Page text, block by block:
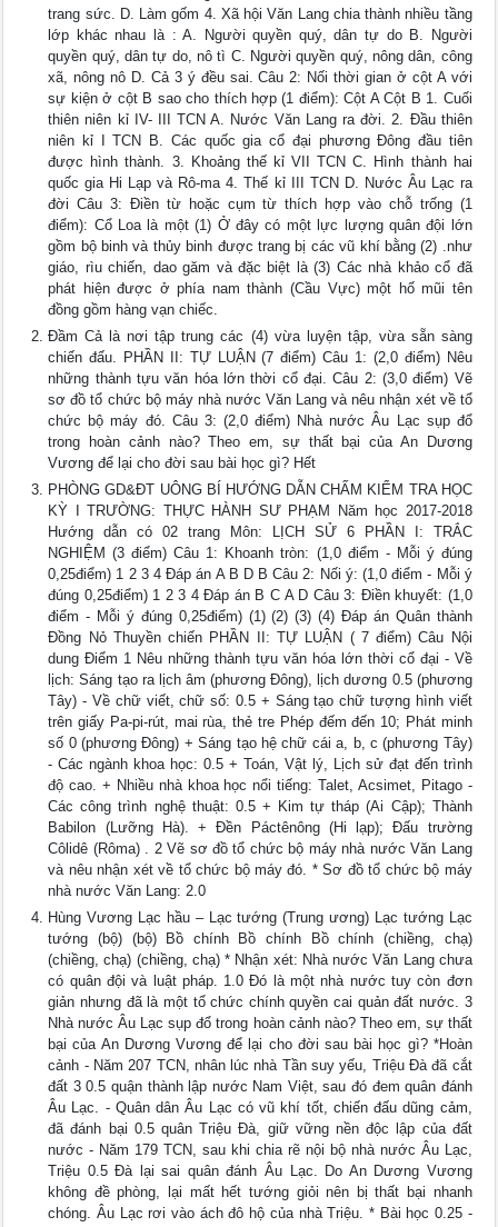
trang sức. D. Làm gốm 4. Xã hội Văn Lang chia thành nhiều tầng
lớp khác nhau là : A. Người quyền quý, dân tự do B. Người
quyền quý, dân tự do, nô tì C. Người quyền quý, nông dân, công
xã, nông nô D. Cả 3 ý đều sai. Câu 2: Nối thời gian ở cột A với
sự kiện ở cột B sao cho thích hợp (1 điểm): Cột A Cột B 1. Cuối
thiên niên kỉ IV- III TCN A. Nước Văn Lang ra đời. 2. Đầu thiên
niên kỉ I TCN B. Các quốc gia cổ đại phương Đông đầu tiên
được hình thành. 3. Khoảng thế kỉ VII TCN C. Hình thành hai
quốc gia Hi Lạp và Rô-ma 4. Thế kỉ III TCN D. Nước Âu Lạc ra
đời Câu 3: Điền từ hoặc cụm từ thích hợp vào chỗ trống (1
điểm): Cổ Loa là một (1) Ở đây có một lực lượng quân đội lớn
gồm bộ binh và thủy binh được trang bị các vũ khí bằng (2) .như
giáo, rìu chiến, dao găm và đặc biệt là (3) Các nhà khảo cổ đã
phát hiện được ở phía nam thành (Cầu Vực) một hố mũi tên
đồng gồm hàng vạn chiếc.
Đầm Cả là nơi tập trung các (4) vừa luyện tập, vừa sẵn sàng
chiến đấu. PHẦN II: TỰ LUẬN (7 điểm) Câu 1: (2,0 điểm) Nêu
những thành tựu văn hóa lớn thời cổ đại. Câu 2: (3,0 điểm) Vẽ
sơ đồ tổ chức bộ máy nhà nước Văn Lang và nêu nhận xét về tổ
chức bộ máy đó. Câu 3: (2,0 điểm) Nhà nước Âu Lạc sụp đổ
trong hoàn cảnh nào? Theo em, sự thất bại của An Dương
Vương để lại cho đời sau bài học gì? Hết
PHÒNG GD&ĐT UÔNG BÍ HƯỚNG DẪN CHẤM KIỂM TRA HỌC
KỲ I TRƯỜNG: THỰC HÀNH SƯ PHẠM Năm học 2017-2018
Hướng dẫn có 02 trang Môn: LỊCH SỬ 6 PHẦN I: TRẮC
NGHIỆM (3 điểm) Câu 1: Khoanh tròn: (1,0 điểm - Mỗi ý đúng
0,25điểm) 1 2 3 4 Đáp án A B D B Câu 2: Nối ý: (1,0 điểm - Mỗi ý
đúng 0,25điểm) 1 2 3 4 Đáp án B C A D Câu 3: Điền khuyết: (1,0
điểm - Mỗi ý đúng 0,25điểm) (1) (2) (3) (4) Đáp án Quân thành
Đồng Nỏ Thuyền chiến PHẦN II: TỰ LUẬN ( 7 điểm) Câu Nội
dung Điểm 1 Nêu những thành tựu văn hóa lớn thời cổ đại - Về
lịch: Sáng tạo ra lịch âm (phương Đông), lịch dương 0.5 (phương
Tây) - Về chữ viết, chữ số: 0.5 + Sáng tạo chữ tượng hình viết
trên giấy Pa-pi-rút, mai rùa, thẻ tre Phép đếm đến 10; Phát minh
số 0 (phương Đông) + Sáng tạo hệ chữ cái a, b, c (phương Tây)
- Các ngành khoa học: 0.5 + Toán, Vật lý, Lịch sử đạt đến trình
độ cao. + Nhiều nhà khoa học nổi tiếng: Talet, Acsimet, Pitago -
Các công trình nghệ thuật: 0.5 + Kim tự tháp (Ai Cập); Thành
Babilon (Lưỡng Hà). + Đền Páctênông (Hi lạp); Đấu trường
Côlidê (Rôma) . 2 Vẽ sơ đồ tổ chức bộ máy nhà nước Văn Lang
và nêu nhận xét về tổ chức bộ máy đó. * Sơ đồ tổ chức bộ máy
nhà nước Văn Lang: 2.0
Hùng Vương Lạc hầu – Lạc tướng (Trung ương) Lạc tướng Lạc
tướng (bộ) (bộ) Bồ chính Bồ chính Bồ chính (chiềng, chạ)
(chiềng, chạ) (chiềng, chạ) * Nhận xét: Nhà nước Văn Lang chưa
có quân đội và luật pháp. 1.0 Đó là một nhà nước tuy còn đơn
giản nhưng đã là một tổ chức chính quyền cai quản đất nước. 3
Nhà nước Âu Lạc sụp đổ trong hoàn cảnh nào? Theo em, sự thất
bại của An Dương Vương để lại cho đời sau bài học gì? *Hoàn
cảnh - Năm 207 TCN, nhân lúc nhà Tần suy yếu, Triệu Đà đã cắt
đất 3 0.5 quận thành lập nước Nam Việt, sau đó đem quân đánh
Âu Lạc. - Quân dân Âu Lạc có vũ khí tốt, chiến đấu dũng cảm,
đã đánh bại 0.5 quân Triệu Đà, giữ vững nền độc lập của đất
nước - Năm 179 TCN, sau khi chia rẽ nội bộ nhà nước Âu Lạc,
Triệu 0.5 Đà lại sai quân đánh Âu Lạc. Do An Dương Vương
không đề phòng, lại mất hết tướng giỏi nên bị thất bại nhanh
chóng. Âu Lạc rơi vào ách đô hộ của nhà Triệu. * Bài học 0.25 -